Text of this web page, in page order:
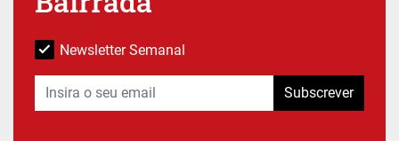
Newsletter Semanal
Subscrever